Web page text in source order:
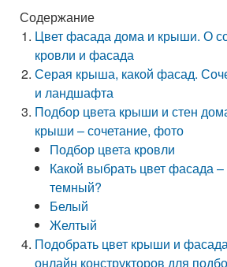
Содержание
Цвет фасада дома и крыши. О
кровли и фасада
Серая крыша, какой фасад.
и ландшафта
Подбор цвета крыши и стен
крыши – сочетание, фото
Подбор цвета кровли
Какой выбрать цвет фасада
темный?
Белый
Желтый
Подобрать цвет крыши и
онлайн конструкторов для